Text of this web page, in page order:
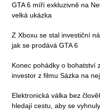
GTA 6 míří exkluzivně na
velká ukázka
Z Xboxu se stal investiční
jak se prodává GTA 6
Konec pohádky o bohatství
investor z filmu Sázka na
Elektronická válka bez
hledají cestu, aby se